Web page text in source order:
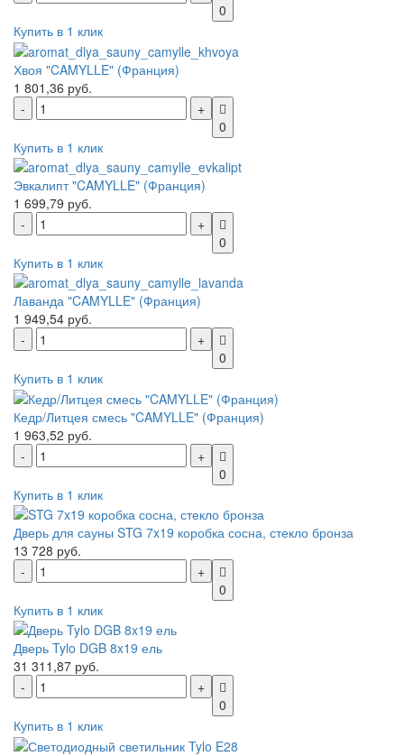
0
Купить в 1 клик
Хвоя "CAMYLLE" (Франция)
1 801,36 руб.
0
Купить в 1 клик
Эвкалипт "CAMYLLE" (Франция)
1 699,79 руб.
0
Купить в 1 клик
Лаванда "CAMYLLE" (Франция)
1 949,54 руб.
0
Купить в 1 клик
Кедр/Литцея смесь "CAMYLLE" (Франция)
1 963,52 руб.
0
Купить в 1 клик
Дверь для сауны STG 7x19 коробка сосна, стекло бронза
13 728 руб.
0
Купить в 1 клик
Дверь Tylo DGB 8x19 ель
31 311,87 руб.
0
Купить в 1 клик